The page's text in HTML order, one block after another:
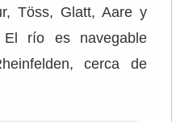
Töss, Glatt, Aare y
río es navegable
cerca de